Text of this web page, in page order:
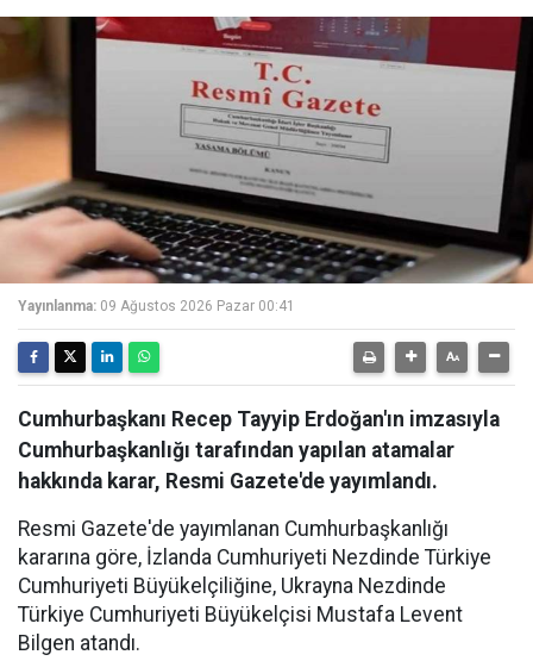
Yayınlanma: 09 Ağustos 2026 Pazar 00:41
Cumhurbaşkanı Recep Tayyip Erdoğan'ın imzasıyla
Cumhurbaşkanlığı tarafından yapılan atamalar
hakkında karar, Resmi Gazete'de yayımlandı.
Resmi Gazete'de yayımlanan Cumhurbaşkanlığı
kararına göre, İzlanda Cumhuriyeti Nezdinde Türkiye
Cumhuriyeti Büyükelçiliğine, Ukrayna Nezdinde
Türkiye Cumhuriyeti Büyükelçisi Mustafa Levent
Bilgen atandı.